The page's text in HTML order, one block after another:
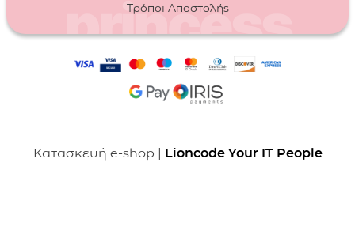
Τρόποι Αποστολής
Κατασκευή e-shop | Lioncode Your IT People